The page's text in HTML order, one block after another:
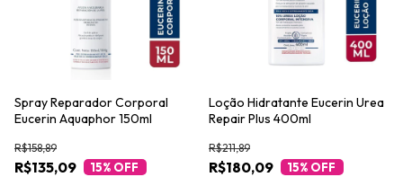
Spray Reparador Corporal
Eucerin Aquaphor 150ml
R$135,09
R$158,89
15% OFF
Loção Hidratante Eucerin Urea
Repair Plus 400ml
R$180,09
R$211,89
15% OFF